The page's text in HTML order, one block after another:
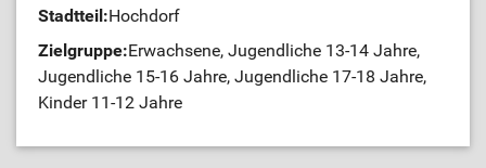
Stadtteil:Hochdorf
Zielgruppe:Erwachsene, Jugendliche 13-14 Jahre,
Jugendliche 15-16 Jahre, Jugendliche 17-18 Jahre,
Kinder 11-12 Jahre